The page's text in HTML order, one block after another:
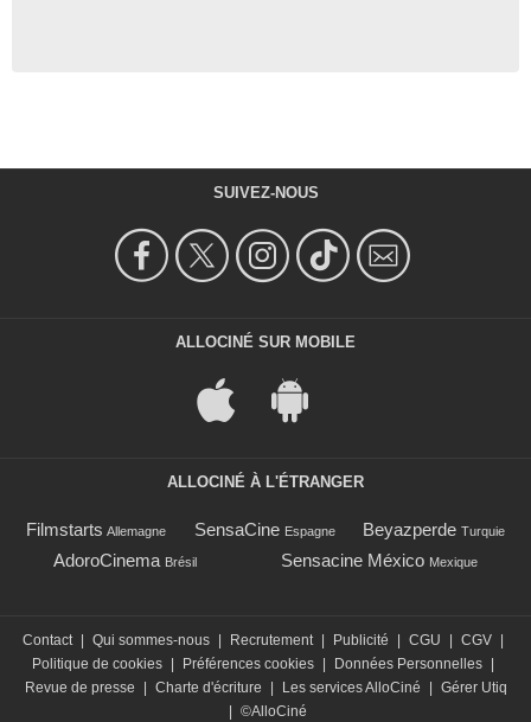
SUIVEZ-NOUS
ALLOCINÉ SUR MOBILE
ALLOCINÉ À L'ÉTRANGER
Filmstarts Allemagne SensaCine Espagne Beyazperde Turquie
AdoroCinema Brésil Sensacine México Mexique
Contact Qui sommes-nous Recrutement Publicité CGU CGV
Politique de cookies
Préférences cookies Données Personnelles
Revue de presse
Charte d'écriture Les services AlloCiné
Gérer Utiq
©AlloCiné